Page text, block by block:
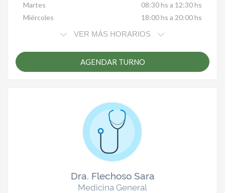
Martes
08:30 hs a 12:30 hs
Miércoles
18:00 hs a 20:00 hs
VER MÁS HORARIOS
AGENDAR TURNO
Dra. Flechoso Sara
Medicina General